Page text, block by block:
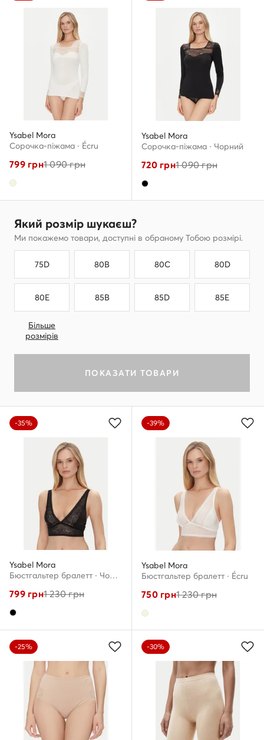
Ysabel Mora
Сорочка-піжама · Écru
799грн1 090грн
Ysabel Mora
Сорочка-піжама · Чорний
720грн1 090грн
Який розмір шукаєш?
Ми покажемо товари, доступні в обраному Тобою розмірі.
75D 80B 80C 80D
80E 85B 85D 85E
Більше
розмірів
ПОКАЗАТИ ТОВАРИ
-35%
Ysabel Mora
Бюстгальтер бралетт · Чорний
799грн1 230грн
-39%
Ysabel Mora
Бюстгальтер бралетт · Écru
750грн1 230грн
-25% -30%